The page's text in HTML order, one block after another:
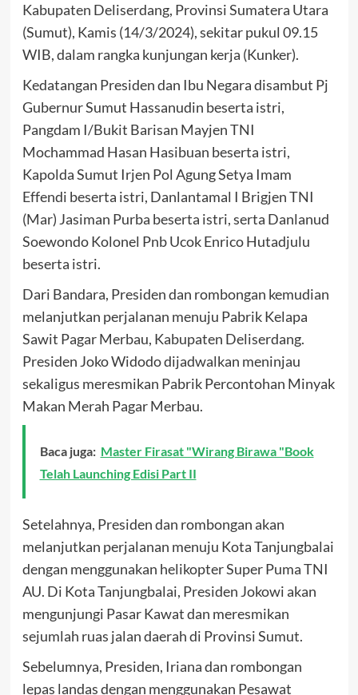
Kabupaten Deliserdang, Provinsi Sumatera Utara
(Sumut), Kamis (14/3/2024), sekitar pukul 09.15
WIB, dalam rangka kunjungan kerja (Kunker).
Kedatangan Presiden dan Ibu Negara disambut Pj
Gubernur Sumut Hassanudin beserta istri,
Pangdam I/Bukit Barisan Mayjen TNI
Mochammad Hasan Hasibuan beserta istri,
Kapolda Sumut Irjen Pol Agung Setya Imam
Effendi beserta istri, Danlantamal I Brigjen TNI
(Mar) Jasiman Purba beserta istri, serta Danlanud
Soewondo Kolonel Pnb Ucok Enrico Hutadjulu
beserta istri.
Dari Bandara, Presiden dan rombongan kemudian
melanjutkan perjalanan menuju Pabrik Kelapa
Sawit Pagar Merbau, Kabupaten Deliserdang.
Presiden Joko Widodo dijadwalkan meninjau
sekaligus meresmikan Pabrik Percontohan Minyak
Makan Merah Pagar Merbau.
Baca juga: Master Firasat "Wirang Birawa "Book
Telah Launching Edisi Part II
Setelahnya, Presiden dan rombongan akan
melanjutkan perjalanan menuju Kota Tanjungbalai
dengan menggunakan helikopter Super Puma TNI
AU. Di Kota Tanjungbalai, Presiden Jokowi akan
mengunjungi Pasar Kawat dan meresmikan
sejumlah ruas jalan daerah di Provinsi Sumut.
Sebelumnya, Presiden, Iriana dan rombongan
lepas landas dengan menggunakan Pesawat